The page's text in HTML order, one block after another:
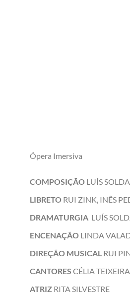
Ópera Imersiva
COMPOSIÇÃO LUÍS
LIBRETO RUI ZINK, INÊS
DRAMATURGIA LUÍS
ENCENAÇÃO LINDA
DIREÇÃO MUSICAL RUI
CANTORES CÉLIA
ATRIZ RITA SILVESTRE